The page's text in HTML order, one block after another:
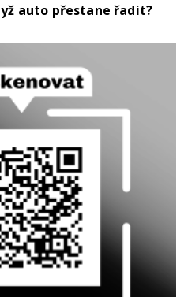
auto přestane řadit?